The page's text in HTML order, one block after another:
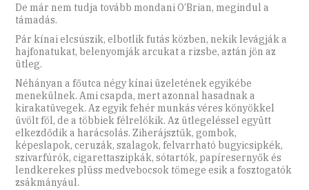
De már nem tudja tovább mondani O’Brian, megindul a
támadás.
Pár kínai elcsúszik, elbotlik futás közben, nekik levágják a
hajfonatukat, belenyomják arcukat a rizsbe, aztán jön az
ütleg.
Néhányan a főutca négy kínai üzeletének egyikébe
menekülnek. Ami csapda, mert azonnal hasadnak a
kirakatüvegek. Az egyik fehér munkás véres könyökkel
üvölt föl, de a többiek félrelökik. Az ütlegeléssel együtt
elkezdődik a harácsolás. Ziherájsztűk, gombok,
képeslapok, ceruzák, szalagok, felvarrható bugyicsipkék,
szivarfúrók, cigarettaszipkák, sótartók, papíresernyők és
lendkerekes plüss medvebocsok tömege esik a fosztogatók
zsákmányául.